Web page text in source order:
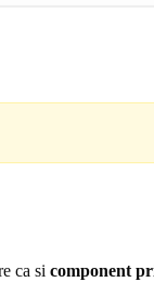
ca si component